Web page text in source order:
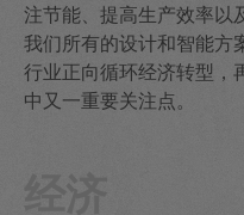
注节能、提高生产效率以
我们所有的设计和智能方
行业正向循环经济转型，
中又一重要关注点。